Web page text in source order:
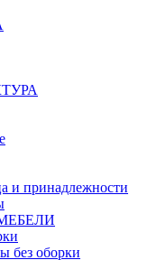
и принадлежности
без оборки